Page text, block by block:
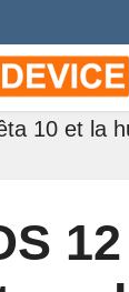
10 et la